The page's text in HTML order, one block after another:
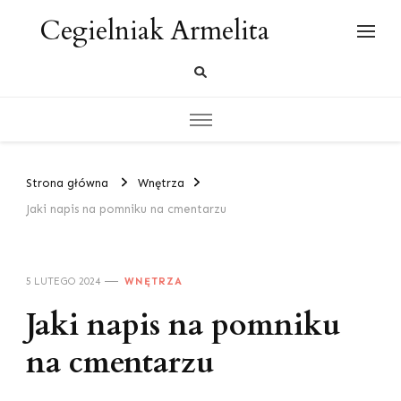
Cegielniak Armelita
Strona główna
Wnętrza
Jaki napis na pomniku na cmentarzu
5 LUTEGO 2024 WNĘTRZA
Jaki napis na pomniku
na cmentarzu